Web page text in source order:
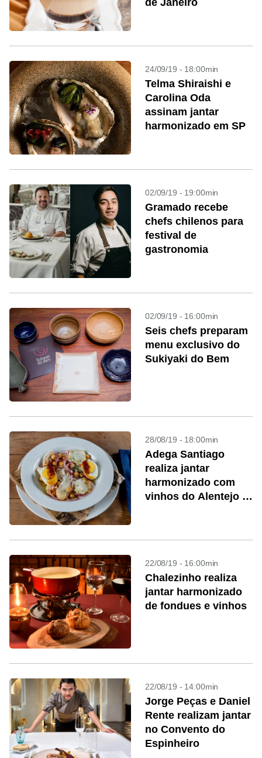
de Janeiro
24/09/19 - 18:00min
Telma Shiraishi e
Carolina Oda
assinam jantar
harmonizado em SP
02/09/19 - 19:00min
Gramado recebe
chefs chilenos para
festival de
gastronomia
02/09/19 - 16:00min
Seis chefs preparam
menu exclusivo do
Sukiyaki do Bem
28/08/19 - 18:00min
Adega Santiago
realiza jantar
harmonizado com
vinhos do Alentejo e
22/08/19 - 16:00min
Chalezinho realiza
jantar harmonizado
de fondues e vinhos
22/08/19 - 14:00min
Jorge Peças e Daniel
Rente realizam jantar
no Convento do
Espinheiro